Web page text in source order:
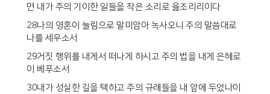
면 내가 주의 기이한 일들을 작은 소리로 읊조리리이다
28나의 영혼이 눌림으로 말미암아 녹사오니 주의 말씀대로
나를 세우소서
29거짓 행위를 내게서 떠나게 하시고 주의 법을 내게 은혜로
이 베푸소서
30내가 성실한 길을 택하고 주의 규례들을 내 앞에 두었나이